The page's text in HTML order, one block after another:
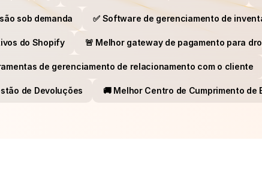
sob demanda ✅ Software de gerenciamento de
do Shopify 🚨 Melhor gateway de pagamento para
de gerenciamento de relacionamento com o cliente
de Devoluções 🚚​ Melhor Centro de Cumprimento de